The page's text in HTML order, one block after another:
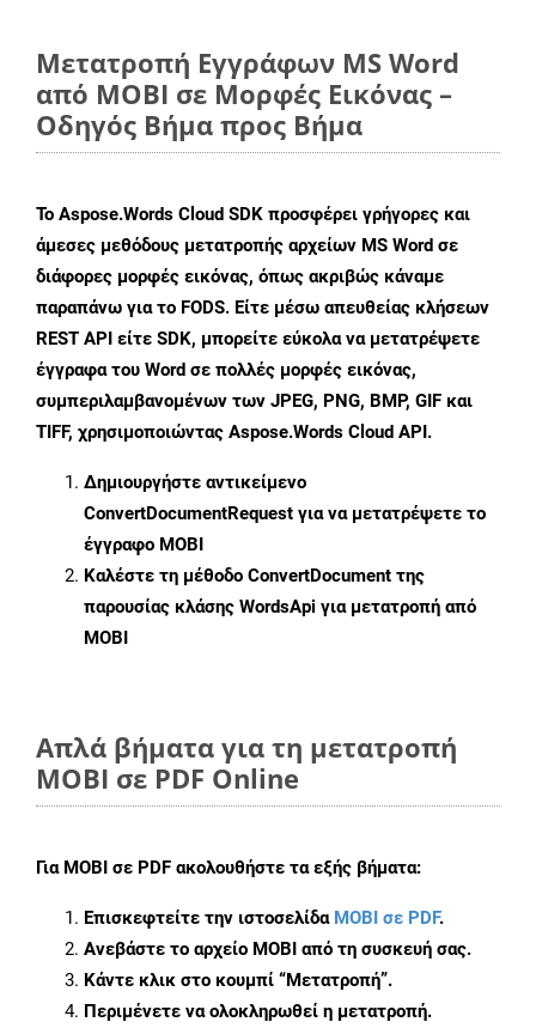
Μετατροπή Εγγράφων MS Word
από MOBI σε Μορφές Εικόνας –
Οδηγός Βήμα προς Βήμα
Το Aspose.Words Cloud SDK προσφέρει γρήγορες και
άμεσες μεθόδους μετατροπής αρχείων MS Word σε
διάφορες μορφές εικόνας, όπως ακριβώς κάναμε
παραπάνω για το FODS. Είτε μέσω απευθείας κλήσεων
REST API είτε SDK, μπορείτε εύκολα να μετατρέψετε
έγγραφα του Word σε πολλές μορφές εικόνας,
συμπεριλαμβανομένων των JPEG, PNG, BMP, GIF και
TIFF, χρησιμοποιώντας Aspose.Words Cloud API.
Δημιουργήστε αντικείμενο
ConvertDocumentRequest για να μετατρέψετε το
έγγραφο MOBI
Καλέστε τη μέθοδο ConvertDocument της
παρουσίας κλάσης WordsApi για μετατροπή από
MOBI
Απλά βήματα για τη μετατροπή
MOBI σε PDF Online
Για MOBI σε PDF ακολουθήστε τα εξής βήματα:
Επισκεφτείτε την ιστοσελίδα MOBI σε PDF.
Ανεβάστε το αρχείο MOBI από τη συσκευή σας.
Κάντε κλικ στο κουμπί “Μετατροπή”.
Περιμένετε να ολοκληρωθεί η μετατροπή.